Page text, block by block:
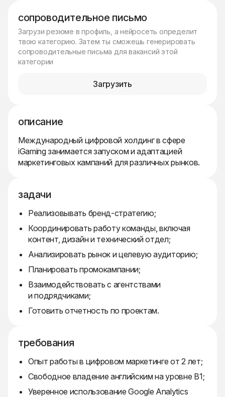
сопроводительное письмо
Загрузи резюме в профиль, а нейросеть определит
твою категорию. Затем ты сможешь генерировать
сопроводительные письма для вакансий этой
категории
Загрузить
описание
Международный цифровой холдинг в сфере
iGaming занимается запуском и адаптацией
маркетинговых кампаний для различных рынков.
задачи
Реализовывать бренд-стратегию;
Координировать работу команды, включая
контент, дизайн и технический отдел;
Анализировать рынок и целевую аудиторию;
Планировать промокампании;
Взаимодействовать с агентствами
и подрядчиками;
Готовить отчетность по проектам.
требования
Опыт работы в цифровом маркетинге от 2 лет;
Свободное владение английским на уровне B1;
Уверенное использование Google Analytics